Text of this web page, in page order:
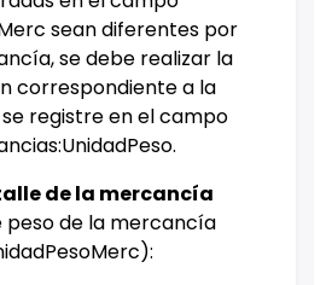
sean diferentes por
se debe realizar la
correspondiente a la
registre en el campo
de la mercancía
peso de la mercancía